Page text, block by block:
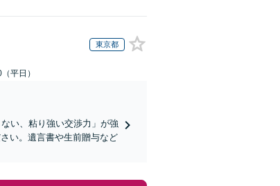
東京都
平日）
い、粘り強い交渉力」が強
い。遺言書や生前贈与など